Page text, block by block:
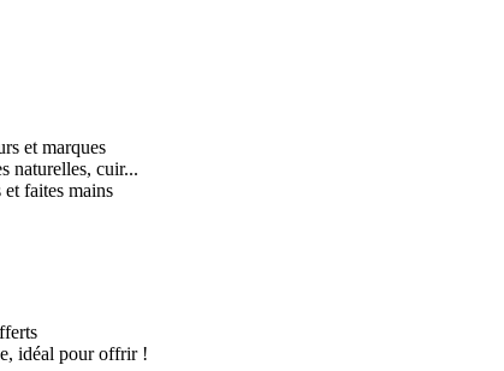
et marques
naturelles, cuir...
faites mains
idéal pour offrir !